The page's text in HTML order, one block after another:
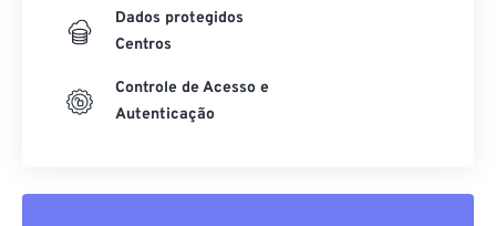
Dados protegidos
Centros
Controle de Acesso e
Autenticação